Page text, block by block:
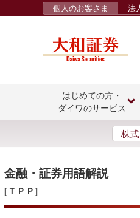
個人のお客さま 法
はじめての方・
ダイワのサービス
株式
金融・証券用語解説
[ＴＰＰ]